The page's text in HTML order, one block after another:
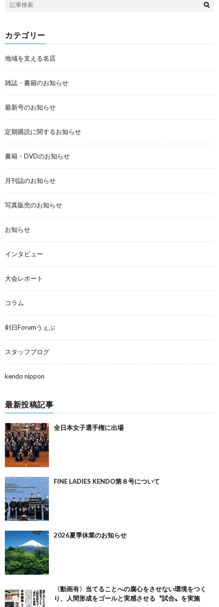
カテゴリー
地域を支える名店
雑誌・書籍のお知らせ
最新号のお知らせ
定期購読に関するお知らせ
書籍・DVDのお知らせ
月刊誌のお知らせ
写真販売のお知らせ
お知らせ
インタビュー
大会レポート
コラム
剣日Forumうぇぶ
スタッフブログ
kendo nippon
最新投稿記事
全日本女子選手権に出場
FINE LADIES KENDO第８号について
2026夏季休業のお知らせ
〈動画有〉当てることへの腐心をさせない環境をつく
り、人間形成をゴールと実感させる〝試合〟を実施